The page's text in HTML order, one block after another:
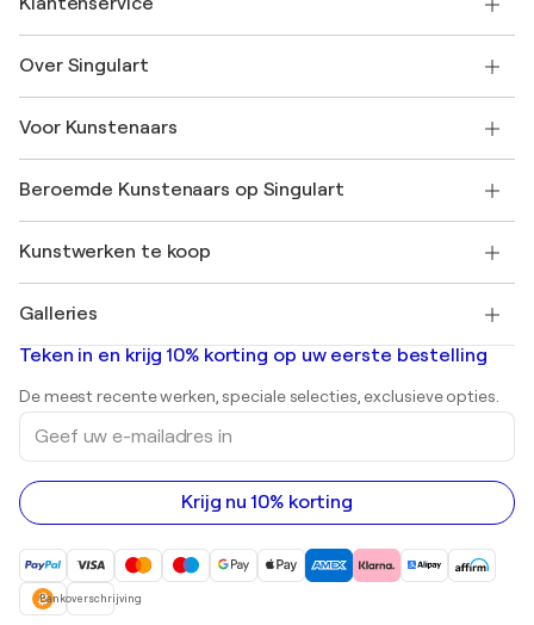
Verzenden
SINGULART Cadeaubon
Neem deel aan ons handelsprogramma
Mijn Account
+31 20 241 4758
Over Singulart
Veelgestelde Vragen
Singulart Magazine
Werken bij SINGULART
Ontdek gecureerde originele kunst
Voor Kunstenaars
Inloggen als Artiest
Beroemde Kunstenaars op Singulart
Marc Chagall
Banksy
Mr. Brainwash
Shepard Fairey
Kunstwerken te koop
Abstracte schilderijen te koop
Landschapsschilderijen
Beelden
Acrylverfschilderijen
Galleries
Kunstgaleries in Nederland
Teken in en krijg 10% korting op uw eerste bestelling
De meest recente werken, speciale selecties, exclusieve opties.
Geef
uw
e-
mailadres
in
Krijg nu 10% korting
Bankoverschrijving